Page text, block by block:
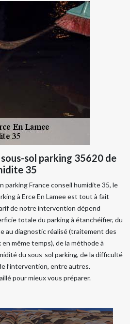
sol parking 35620 de
35
parking France conseil humidite 35, le
à Erce En Lamee est tout à fait
de notre intervention dépend
totale du parking à étanchéifier, du
au diagnostic réalisé (traitement des
même temps), de la méthode à
du sous-sol parking, de la difficulté
l’intervention, entre autres.
pour mieux vous préparer.